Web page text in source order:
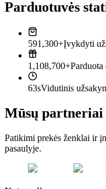
Parduotuvės
591,300+Įvykdyti
1,108,700+
63sVidutinis
Mūsų partneriai
Patikimi prekės ženklai ir
pasaulyje.